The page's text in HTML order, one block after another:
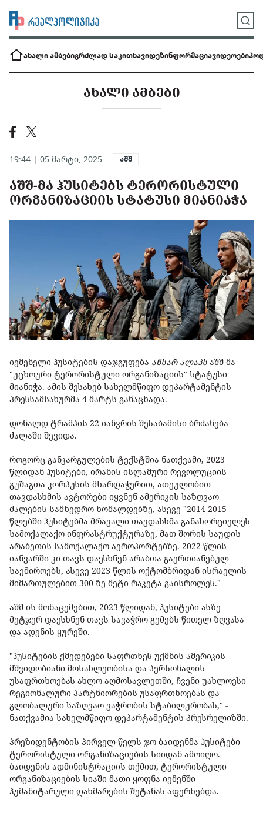
ახალი ამბებიგრძლად საკითხავიდეზინფორმაციავიდეოები
ᲐᲮᲐᲚᲘ ᲐᲛᲑᲔᲑᲘ
19:44 | 05 მარტი, 2025 — აშშ
ᲐᲨᲨ-ᲛᲐ ᲰᲣᲡᲘᲢᲔᲑᲡ ᲢᲔᲠᲝᲠᲘᲡᲢᲣᲚᲘ
ᲝᲠᲒᲐᲜᲘᲖᲐᲪᲘᲘᲡ ᲡᲢᲐᲢᲣᲡᲘ ᲛᲘᲐᲜᲘᲐᲭᲐ
იემენელი ჰუსიტების დაჯგუფება ანსარ ალაჰს აშშ-მა
"უცხოური ტერორისტული ორგანიზაციის" სტატუსი
მიანიჭა. ამის შესახებ სახელმწიფო დეპარტამენტის
პრესსამსახურმა 4 მარტს განაცხადა.
დონალდ ტრამპის 22 იანვრის შესაბამისი ბრძანება
ძალაში შევიდა.
როგორც განკარგულების ტექსტშია ნათქვამი, 2023
წლიდან ჰუსიტები, ირანის ისლამური რევოლუციის
გუშაგთა კორპუსის მხარდაჭერით, ათეულობით
თავდასხმის ავტორები იყვნენ ამერიკის საზღვაო
ძალების სამხედრო ხომალდებზე, ასევე "2014-2015
წლებში ჰუსიტებმა მრავალი თავდასხმა განახორციელეს
სამოქალაქო ინფრასტრუქტურაზე, მათ შორის საუდის
არაბეთის სამოქალაქო აეროპორტებზე. 2022 წლის
იანვარში კი თავს დაესხნენ არაბთა გაერთიანებულ
საემიროებს, ასევე 2023 წლის ოქტომბრიდან ისრაელის
მიმართულებით 300-ზე მეტი რაკეტა გაისროლეს."
აშშ-ის მონაცემებით, 2023 წლიდან, ჰუსიტები ასზე
მეტჯერ დაესხნენ თავს სავაჭრო გემებს წითელ ზღვასა
და ადენის ყურეში.
"ჰუსიტების ქმედებები საფრთხეს უქმნის ამერიკის
მშვიდობიანი მოსახლეობისა და პერსონალის
უსაფრთხოებას ახლო აღმოსავლეთში, ჩვენი უახლოესი
რეგიონალური პარტნიორების უსაფრთხოებას და
გლობალური საზღვაო ვაჭრობის სტაბილურობას," -
ნათქვამია სახელმწიფო დეპარტამენტის პრესრელიზში.
პრეზიდენტობის პირველ წელს ჯო ბაიდენმა ჰუსიტები
ტერორისტული ორგანიზაციების სიიდან ამოიღო.
ბაიდენის ადმინისტრაციის თქმით, ტერორისტული
ორგანიზაციების სიაში მათი ყოფნა იემენში
ჰუმანიტარული დახმარების შეტანას აფერხებდა.